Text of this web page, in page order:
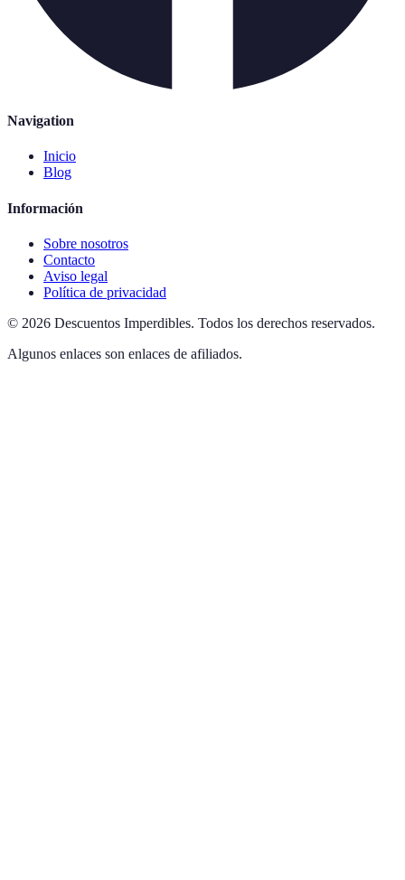
Navigation
Inicio
Blog
Información
Sobre nosotros
Contacto
Aviso legal
Política de privacidad
© 2026 Descuentos Imperdibles. Todos los derechos reservados.
Algunos enlaces son enlaces de afiliados.